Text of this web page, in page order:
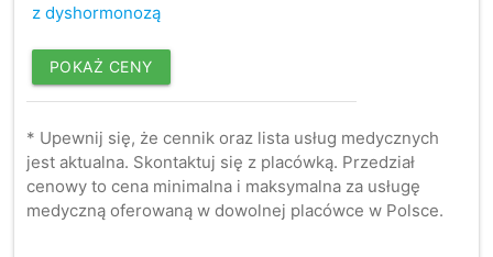
z dyshormonozą
POKAŻ CENY
* Upewnij się, że cennik oraz lista usług medycznych
jest aktualna. Skontaktuj się z placówką. Przedział
cenowy to cena minimalna i maksymalna za usługę
medyczną oferowaną w dowolnej placówce w Polsce.